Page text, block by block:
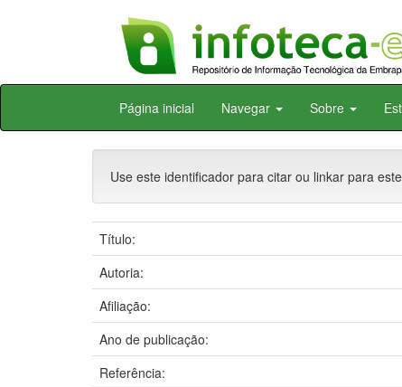
Skip
Página inicial Navegar Sobre
Use este identificador para citar ou linkar para
Título:
Autoria:
Afiliação:
Ano de publicação:
Referência: